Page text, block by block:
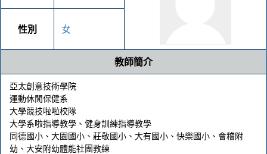
性別 女
教師簡介
亞太創意技術學院
運動休閒保健系
大學競技啦啦校隊
大學系啦指導教學、健身訓練指導教學
同德國小、大園國小、莊敬國小、大有國小、快樂國小、會稽附
幼、大安附幼體能社團教練